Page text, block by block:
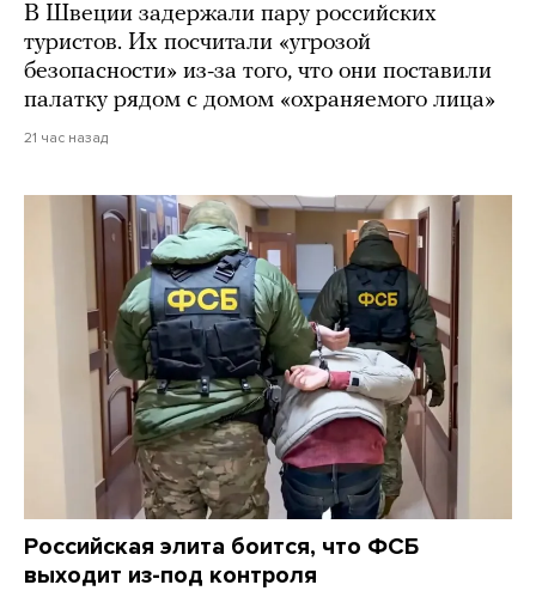
В Швеции задержали пару российских
туристов. Их посчитали «угрозой
безопасности» из-за того, что они поставили
палатку рядом с домом «охраняемого лица»
21 час назад
Российская элита боится, что ФСБ
выходит из-под контроля